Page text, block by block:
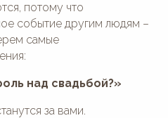
потому что
событие другим людям –
самые
над свадьбой?»
за вами.